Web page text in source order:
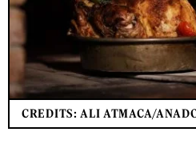
CREDITS: ALI ATMACA/